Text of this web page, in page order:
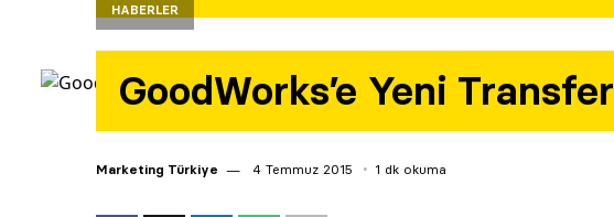
HABERLER
GoodWorks’e Yeni Transfer
Marketing Türkiye 4 Temmuz 2015 1 dk okuma